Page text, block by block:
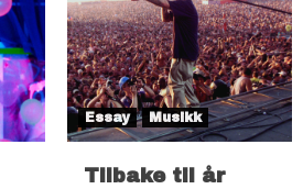
Essay Musikk
Tilbake til år